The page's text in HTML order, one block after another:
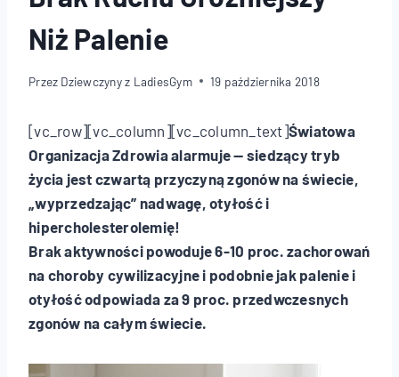
Niż Palenie
Przez Dziewczyny z LadiesGym 19 października 2018
[vc_row][vc_column][vc_column_text]Światowa
Organizacja Zdrowia alarmuje — siedzący tryb
życia jest czwartą przyczyną zgonów na świecie,
„wyprzedzając” nadwagę, otyłość i
hipercholesterolemię!
Brak aktywności powoduje 6-10 proc. zachorowań
na choroby cywilizacyjne i podobnie jak palenie i
otyłość odpowiada za 9 proc. przedwczesnych
zgonów na całym świecie.